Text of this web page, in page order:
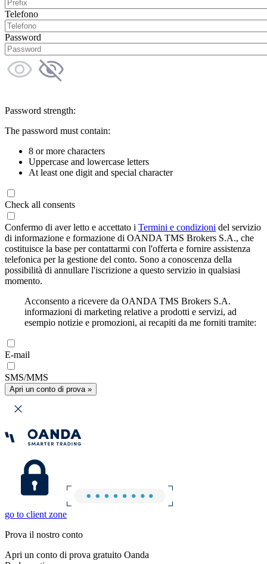
Telefono
Password
Password strength:
The password must contain:
8 or more characters
Uppercase and lowercase letters
At least one digit and special character
Check all consents
Confermo di aver letto e accettato i Termini e condizioni del servizio
di informazione e formazione di OANDA TMS Brokers S.A., che
costituisce la base per contattarmi con l'offerta e fornire assistenza
telefonica per la gestione del conto. Sono a conoscenza della
possibilità di annullare l'iscrizione a questo servizio in qualsiasi
momento.
Acconsento a ricevere da OANDA TMS Brokers S.A.
informazioni di marketing relative a prodotti e servizi, ad
esempio notizie e promozioni, ai recapiti da me forniti tramite:
E-mail
SMS/MMS
Apri un conto di prova »
go to client zone
Prova il nostro conto
Apri un conto di prova gratuito Oanda